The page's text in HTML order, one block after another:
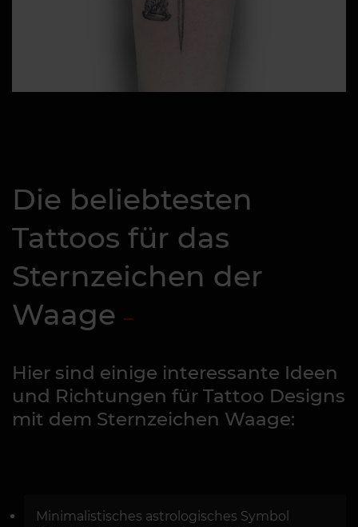
Die beliebtesten
Tattoos für das
Sternzeichen der
Waage
Hier sind einige interessante Ideen
und Richtungen für Tattoo Designs
mit dem Sternzeichen Waage:
Minimalistisches astrologisches Symbol